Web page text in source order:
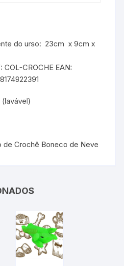
do urso: 23cm x 9cm x
COL-CROCHE EAN:
Crochê Boneco de Neve